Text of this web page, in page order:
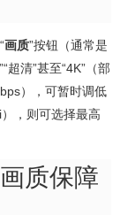
画质”按钮（通常是
超清”甚至“4K”（部
），可暂时调低
，则可选择最高
质保障